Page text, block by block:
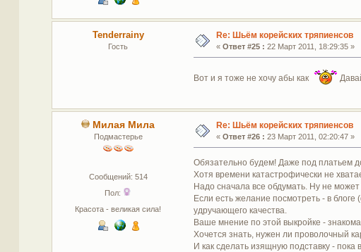
Tenderrainy
Гость
Re: Шьём корейских тряпиенсов
« Ответ #25 : 22 Март 2011, 18:29:35 »
Вот и я тоже не хочу абы как
Милая Мила
Подмастерье
Сообщений: 514
Пол:
Красота - великая сила!
Re: Шьём корейских тряпиенсов
« Ответ #26 : 23 Март 2011, 02:20:47 »
Обязательно будем! Даже под платьем
Хотя времени катастрофически не
Надо сначала все обдумать. Ну не
Если есть желание посмотреть - в
удручающего качества.
Ваше мнение по этой выкройке -
Хочется знать, нужен ли проволочный
И как сделать изящную подставку - пока